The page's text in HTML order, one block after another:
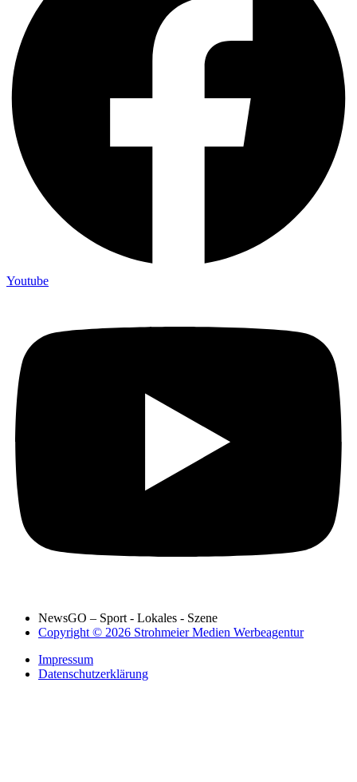
Youtube
NewsGO – Sport - Lokales - Szene
Copyright © 2026 Strohmeier Medien Werbeagentur
Impressum
Datenschutzerklärung